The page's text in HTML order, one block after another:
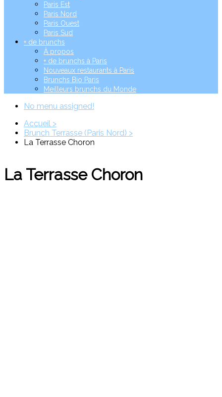
Paris Est
Paris Nord
Paris Ouest
Paris Sud
+ de brunchs
À propos
+ de brunchs à Paris
Nouveaux restaurants à Paris
Brunchs Bio Paris
Meilleurs brunchs du Monde
No menu assigned!
Accueil >
Brunch Terrasse (Paris Nord) >
La Terrasse Choron
La Terrasse Choron